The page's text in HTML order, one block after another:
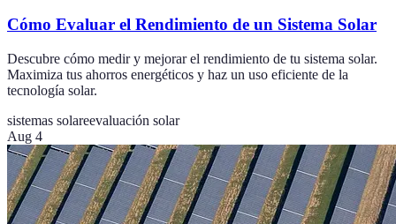
Cómo Evaluar el Rendimiento de un Sistema Solar
Descubre cómo medir y mejorar el rendimiento de tu sistema solar.
Maximiza tus ahorros energéticos y haz un uso eficiente de la
tecnología solar.
sistemas solareevaluación solar
Aug 4